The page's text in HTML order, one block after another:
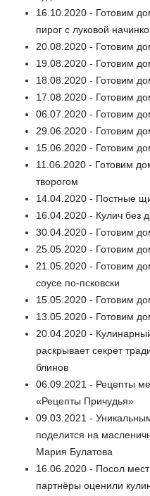
16.10.2020 - Готовим
пирог с луковой
20.08.2020 - Готовим
19.08.2020 - Готовим
18.08.2020 - Готовим
17.08.2020 - Готовим
06.07.2020 - Готовим
29.06.2020 - Готовим
15.06.2020 - Готовим
11.06.2020 - Готовим
творогом
14.04.2020 - Постные
16.04.2020 - Кулич без
30.04.2020 - Готовим
25.05.2020 - Готовим
21.05.2020 - Готовим
соусе по-псковски
15.05.2020 - Готовим
13.05.2020 - Готовим
20.04.2020 -
раскрывает секрет
блинов
06.09.2021 - Рецепты
«Рецепты Причудья»
09.03.2021 -
поделится на
Мария Булатова
16.06.2020 - Посол
партнёры оценили